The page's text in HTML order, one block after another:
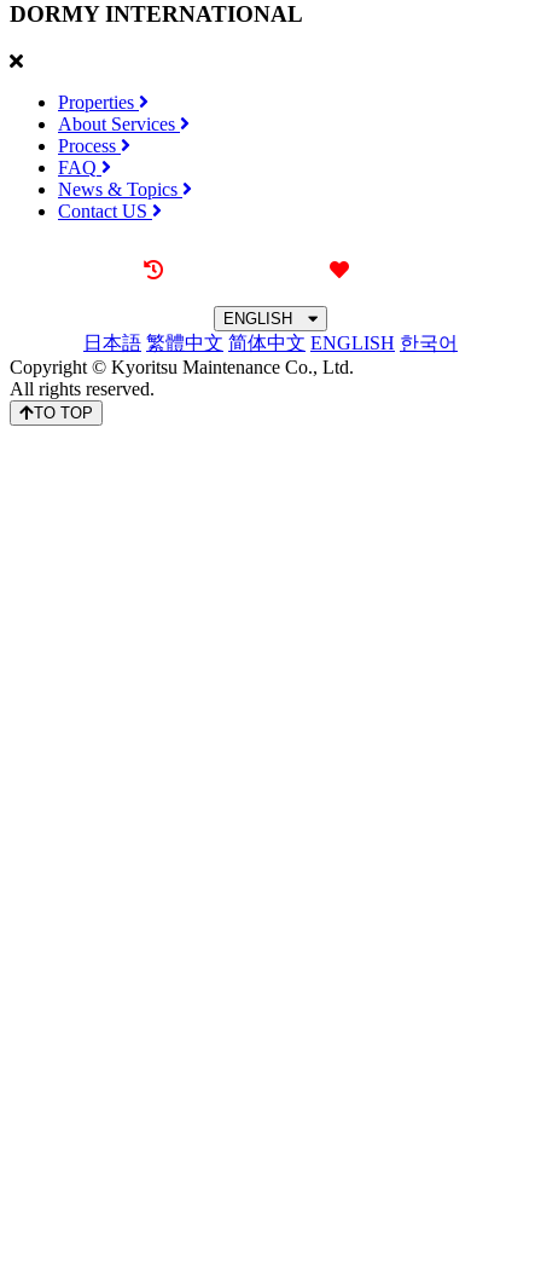
DORMY INTERNATIONAL
Properties
About Services
Process
FAQ
News & Topics
Contact US
ENGLISH
日本語 繁體中文 简体中文 ENGLISH 한국어
Copyright © Kyoritsu Maintenance Co., Ltd.
All rights reserved.
TO TOP